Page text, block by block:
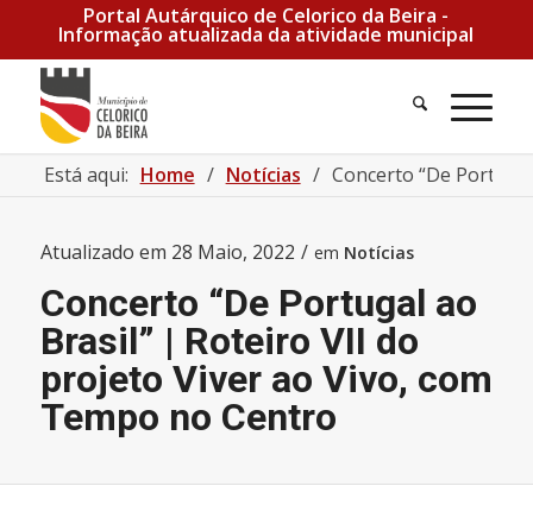
Portal Autárquico de Celorico da Beira -
Informação atualizada da atividade municipal
Pesquisa
Está aqui: Home / Notícias / Concerto “De
Atualizado em 28 Maio, 2022 / em Notícias
Concerto “De Portugal ao
Brasil” | Roteiro VII do
projeto Viver ao Vivo, com
Tempo no Centro